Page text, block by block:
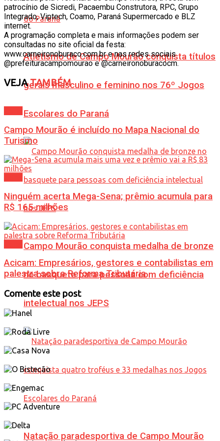
Atletismo de Campo Mourão conquista títulos
gerais masculino e feminino nos 76º Jogos
Escolares do Paraná
Campo Mourão conquista medalha de bronze
no basquete para pessoas com deficiência
intelectual nos JEPS
Natação paradesportiva de Campo Mourão
patrocínio de Sicredi, Pacaembu Construtora, RPC, Grupo
Integrado, Viptech, Coamo, Paraná Supermercado e BLZ
internet.
A programação completa e mais informações podem ser
consultadas no site oficial da festa:
www.carneironoburaco.com.br e nas redes sociais
@prefeituracampomourao e @carneironoburacocm.
VEJATAMBÉM
Campo Mourão é incluído no Mapa Nacional do
Turismo
Ninguém acerta Mega-Sena; prêmio acumula para
R$ 165 milhões
Acicam: Empresários, gestores e contabilistas em
palestra sobre Reforma Tributária
Comente este post